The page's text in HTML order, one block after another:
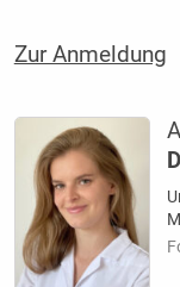
Zur Anmeldung